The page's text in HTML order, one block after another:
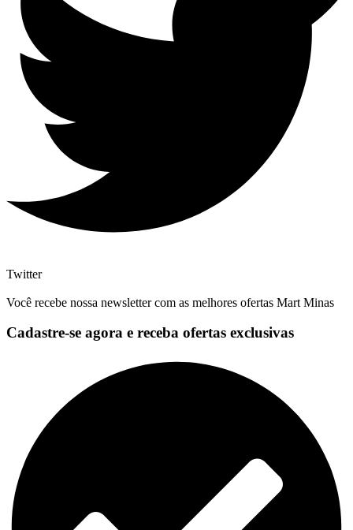
Twitter
Você recebe nossa newsletter com as melhores ofertas Mart Minas
Cadastre-se agora e receba ofertas exclusivas